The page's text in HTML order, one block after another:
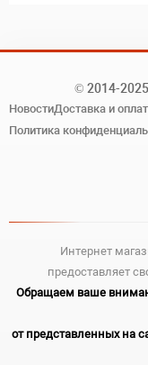
© 2014-
НовостиДоставка и
Политика
Интернет
предоставляет
Обращаем ваше
от представленных на